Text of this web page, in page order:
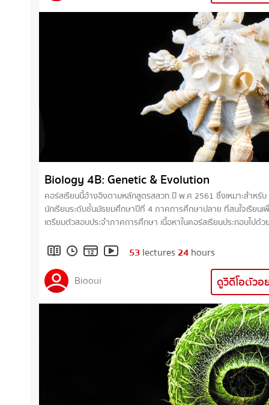
Biology 4B: Genetic & Evolution
คอร์สเรียนนี้อ้างอิงตามหลักสูตรสสวท.ปี พ.ศ 2561 ซึ่งเหมาะสำหรับ
นักเรียนระดับชั้นมัธยมศึกษาปีที่ 4 ภาคการศึกษาปลาย ที่สนใจเรียนเ
เตรียมตัวสอบประจำภาคการศึกษา เนื้อหาในคอร์สเรียนประกอบไปด้วยเรื่อง
วิวัฒนาการ
53lectures24hours
Biooui
ดูวิดีโอตัวอ